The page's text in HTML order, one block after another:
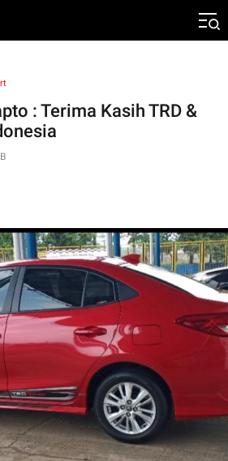
: Terima Kasih TRD &